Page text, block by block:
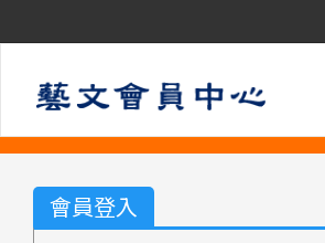
會員登入